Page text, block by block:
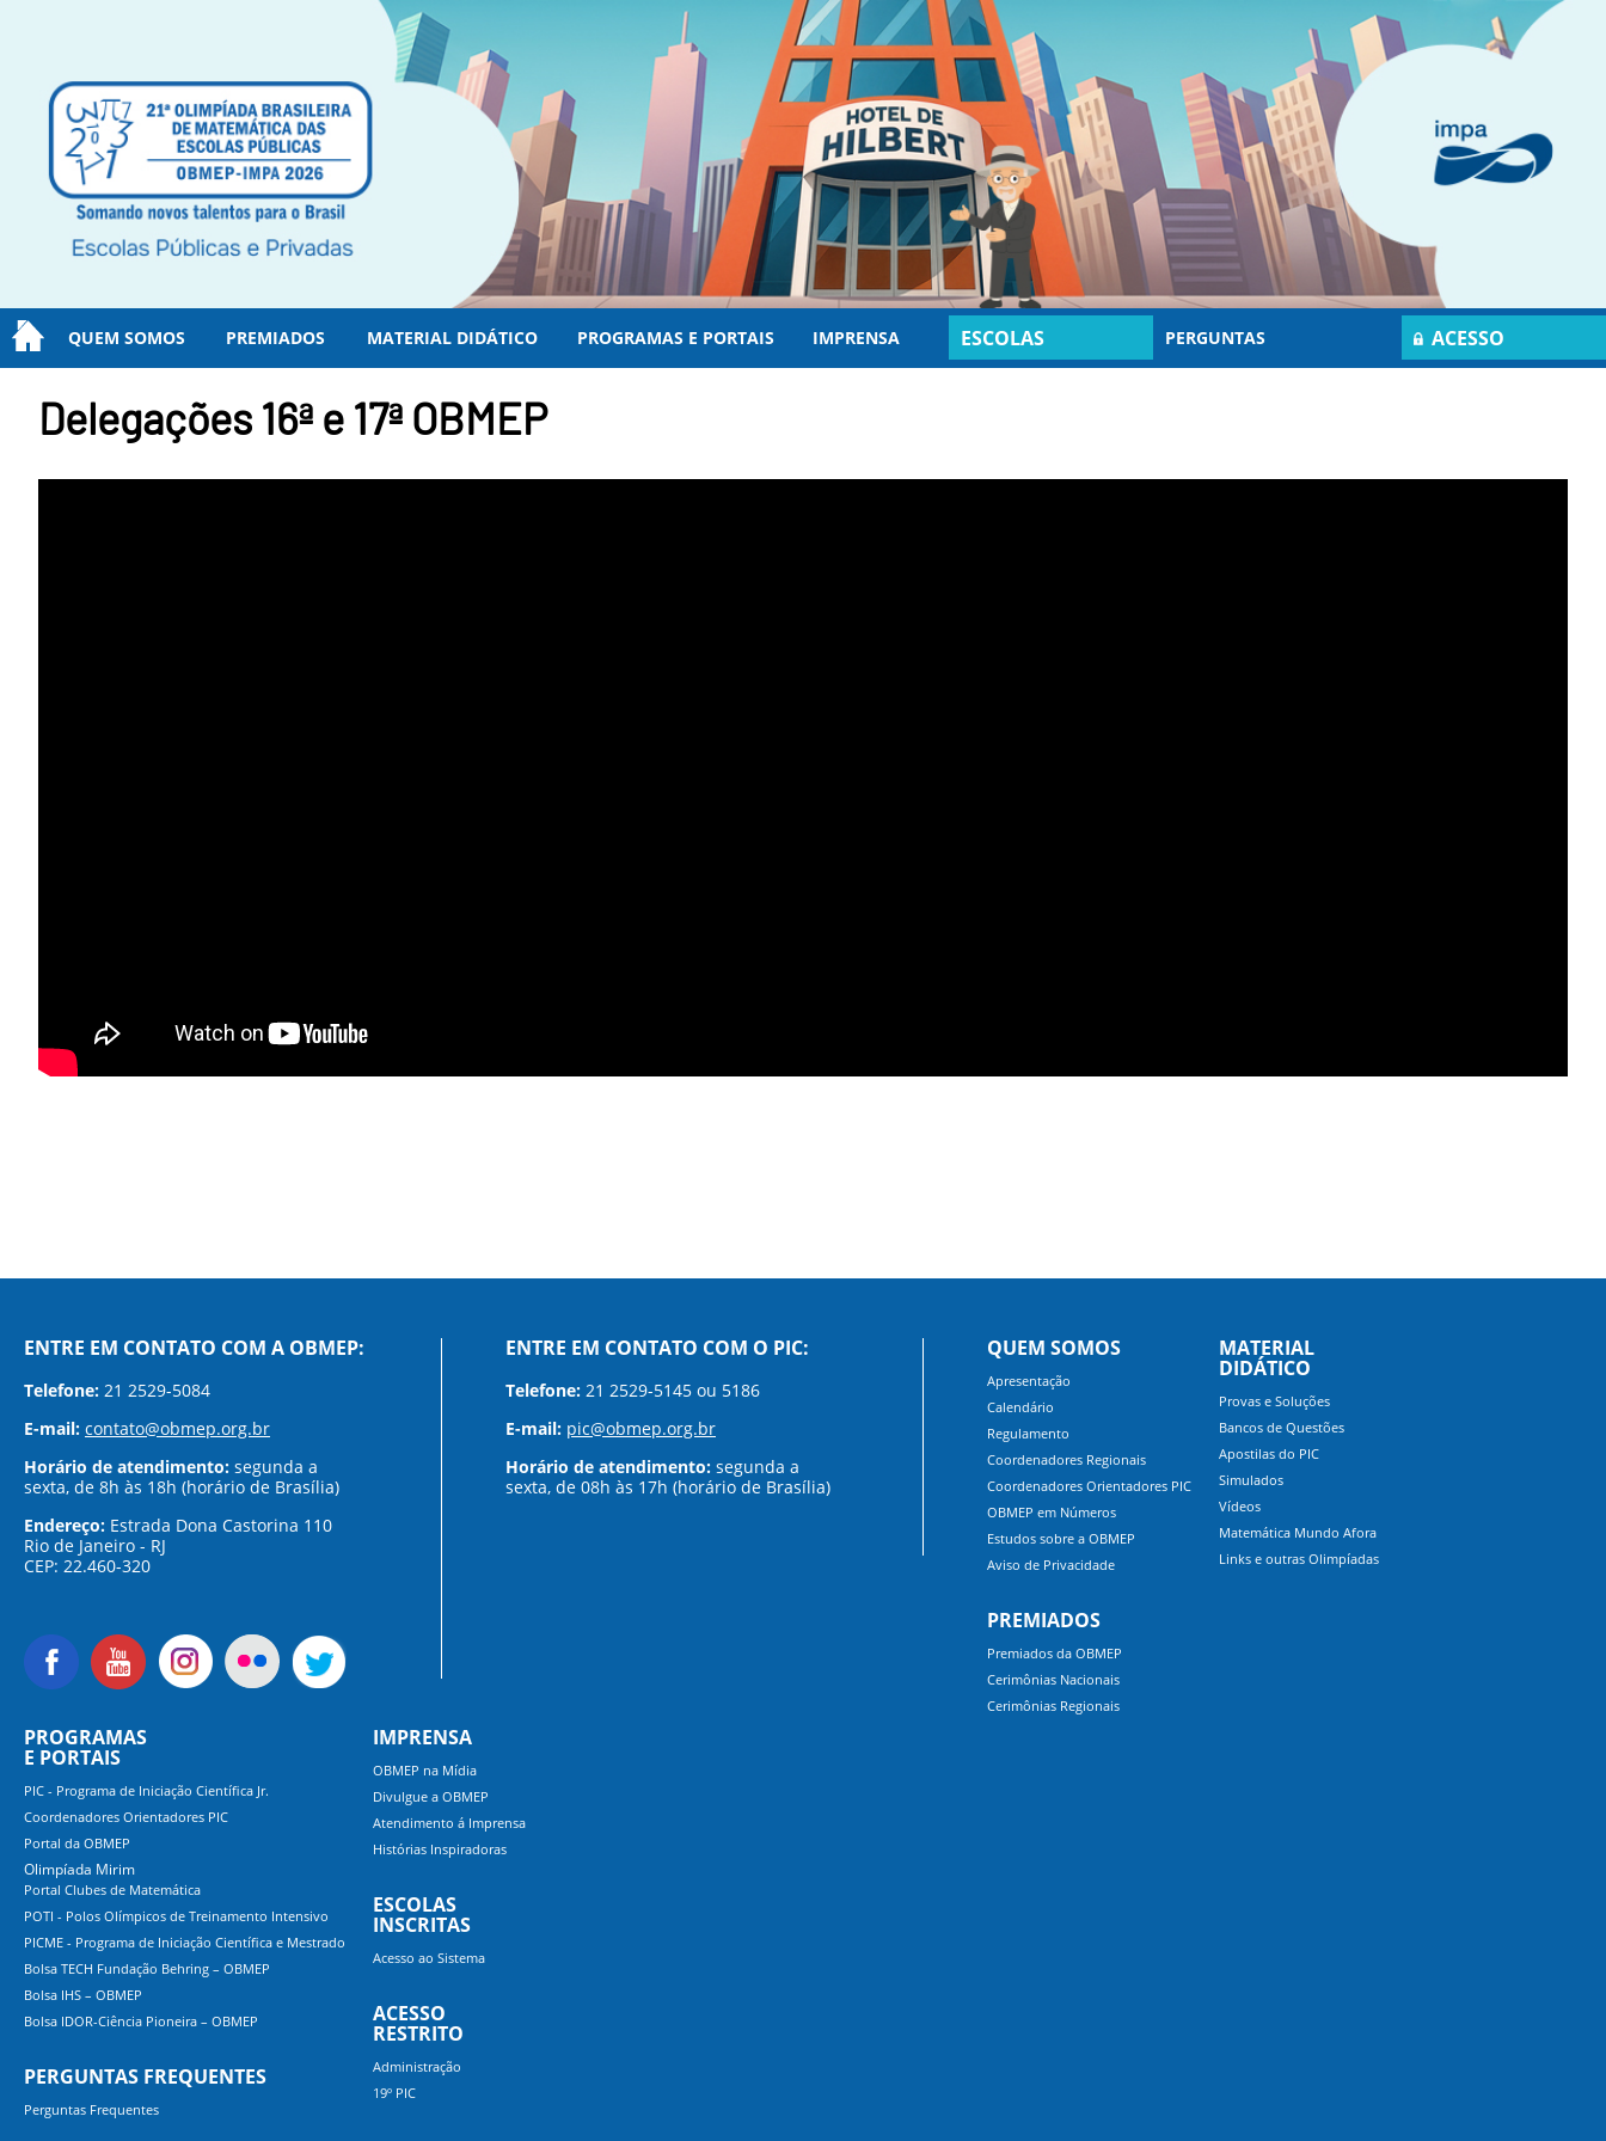
QUEM SOMOS PREMIADOS MATERIAL DIDÁTICO PROGRAMAS E PORTAIS IMPRENSA ESCOLAS PERGUNTAS ACESSO
Delegações 16ª e 17ª OBMEP
ENTRE EM CONTATO COM A OBMEP:
Telefone: 21 2529-5084
E-mail: contato@obmep.org.br
Horário de atendimento: segunda a
sexta, de 8h às 18h (horário de Brasília)
Endereço: Estrada Dona Castorina 110
Rio de Janeiro - RJ
CEP: 22.460-320
ENTRE EM CONTATO COM O PIC:
Telefone: 21 2529-5145 ou 5186
E-mail: pic@obmep.org.br
Horário de atendimento: segunda a
sexta, de 08h às 17h (horário de Brasília)
QUEM SOMOS
Apresentação
Calendário
Regulamento
Coordenadores Regionais
Coordenadores Orientadores PIC
OBMEP em Números
Estudos sobre a OBMEP
Aviso de Privacidade
PREMIADOS
Premiados da OBMEP
Cerimônias Nacionais
Cerimônias Regionais
MATERIAL
DIDÁTICO
Provas e Soluções
Bancos de Questões
Apostilas do PIC
Simulados
Vídeos
Matemática Mundo Afora
Links e outras Olimpíadas
PROGRAMAS
E PORTAIS
PIC - Programa de Iniciação Científica Jr.
Coordenadores Orientadores PIC
Portal da OBMEP
Olimpíada Mirim
Portal Clubes de Matemática
POTI - Polos Olímpicos de Treinamento Intensivo
PICME - Programa de Iniciação Científica e Mestrado
Bolsa TECH Fundação Behring – OBMEP
Bolsa IHS – OBMEP
Bolsa IDOR-Ciência Pioneira – OBMEP
PERGUNTAS FREQUENTES
Perguntas Frequentes
IMPRENSA
OBMEP na Mídia
Divulgue a OBMEP
Atendimento á Imprensa
Histórias Inspiradoras
ESCOLAS
INSCRITAS
Acesso ao Sistema
ACESSO
RESTRITO
Administração
19º PIC